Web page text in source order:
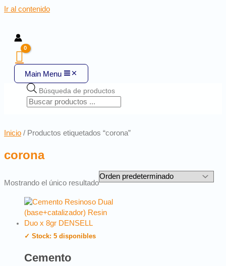
Ir al contenido
Main Menu
Búsqueda de productos
Inicio / Productos etiquetados “corona”
corona
Mostrando el único resultado
✓ Stock: 5 disponibles
Cemento